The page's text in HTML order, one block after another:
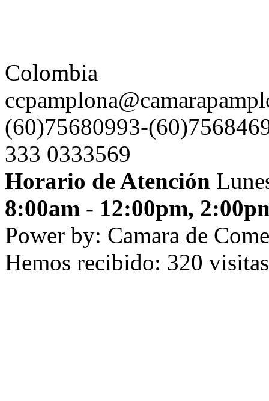
Colombia
(60)75680993-
333 0333569
Horario de Atención
8:00am - 12:00pm,
Power by: Camara de
Hemos recibido: 320